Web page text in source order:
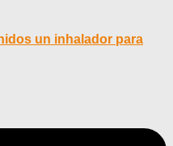
un inhalador para